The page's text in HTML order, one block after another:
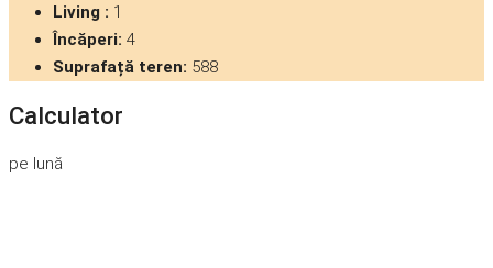
Living : 1
Încăperi: 4
Suprafață teren: 588
Calculator
pe lună